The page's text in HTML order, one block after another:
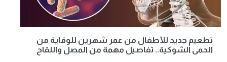
تطعيم جديد للأطفال من عمر شهرين للوقاية من
الحمى الشوكية.. تفاصيل مهمة من المصل واللقاح